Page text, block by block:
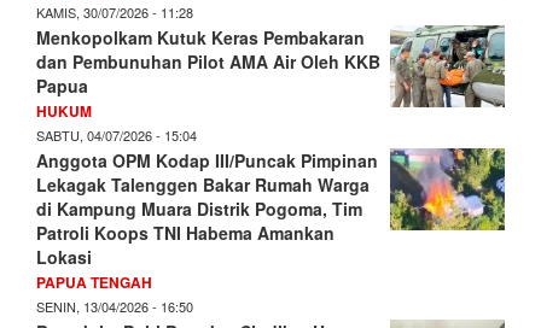
KAMIS, 30/07/2026 - 11:28
Menkopolkam Kutuk Keras Pembakaran
dan Pembunuhan Pilot AMA Air Oleh KKB
Papua
HUKUM
SABTU, 04/07/2026 - 15:04
Anggota OPM Kodap III/Puncak Pimpinan
Lekagak Talenggen Bakar Rumah Warga
di Kampung Muara Distrik Pogoma, Tim
Patroli Koops TNI Habema Amankan
Lokasi
PAPUA TENGAH
SENIN, 13/04/2026 - 16:50